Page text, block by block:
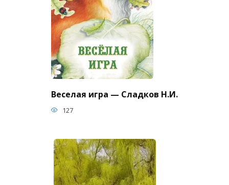
Веселая игра — Сладков Н.И.
127